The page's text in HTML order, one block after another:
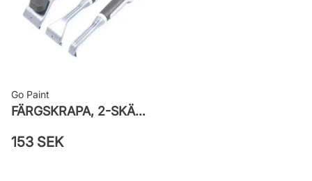
Go Paint
FÄRGSKRAPA, 2-SKÄR/REFILL
153 SEK